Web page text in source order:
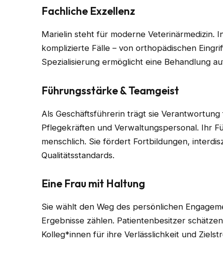
Fachliche Exzellenz
Marielin steht für moderne Veterinärmedizin.
komplizierte Fälle – von orthopädischen
Spezialisierung ermöglicht eine Behandlung
Führungsstärke & Teamgeist
Als Geschäftsführerin trägt sie
Pflegekräften und Verwaltungspersonal. Ihr
menschlich. Sie fördert Fortbildungen,
Qualitätsstandards.
Eine Frau mit Haltung
Sie wählt den Weg des persönlichen
Ergebnisse zählen. Patientenbesitzer
Kolleg*innen für ihre Verlässlichkeit und